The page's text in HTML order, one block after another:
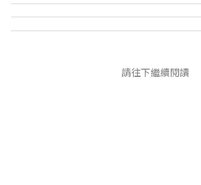
請往下繼續閱讀